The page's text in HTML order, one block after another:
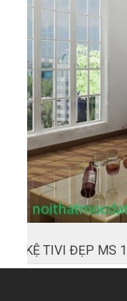
KỆ TIVI ĐẸP MS